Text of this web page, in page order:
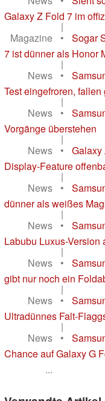
Galaxy Z Fold 7 im
|
Magazine
•
Sogar
7 ist dünner als Honor
|
News
•
Test eingefroren, fallen
|
News
•
Vorgänge überstehen
|
News
•
Galaxy
Display-Feature
|
News
•
dünner als weißes
|
News
•
Labubu Luxus-Version
|
News
•
gibt nur noch ein
|
News
•
Ultradünnes Falt-
|
News
•
Chance auf Galaxy G
...